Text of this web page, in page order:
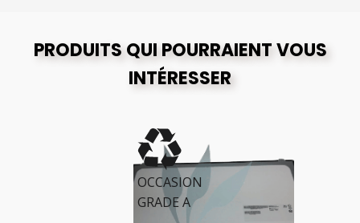
PRODUITS QUI POURRAIENT VOUS
INTÉRESSER
OCCASION
GRADE A